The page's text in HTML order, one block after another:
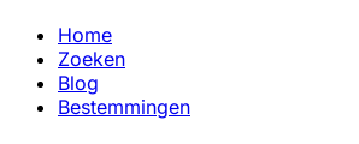
Home
Zoeken
Blog
Bestemmingen